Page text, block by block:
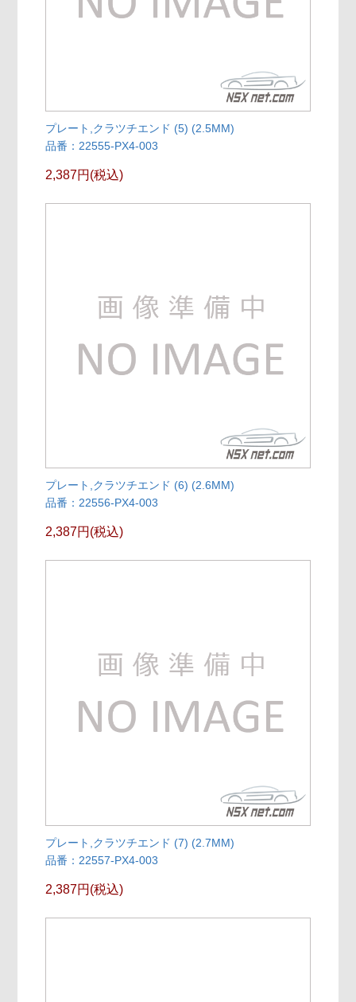
プレート,クラツチエンド (5) (2.5MM)
品番：22555-PX4-003
2,387円(税込)
プレート,クラツチエンド (6) (2.6MM)
品番：22556-PX4-003
2,387円(税込)
プレート,クラツチエンド (7) (2.7MM)
品番：22557-PX4-003
2,387円(税込)